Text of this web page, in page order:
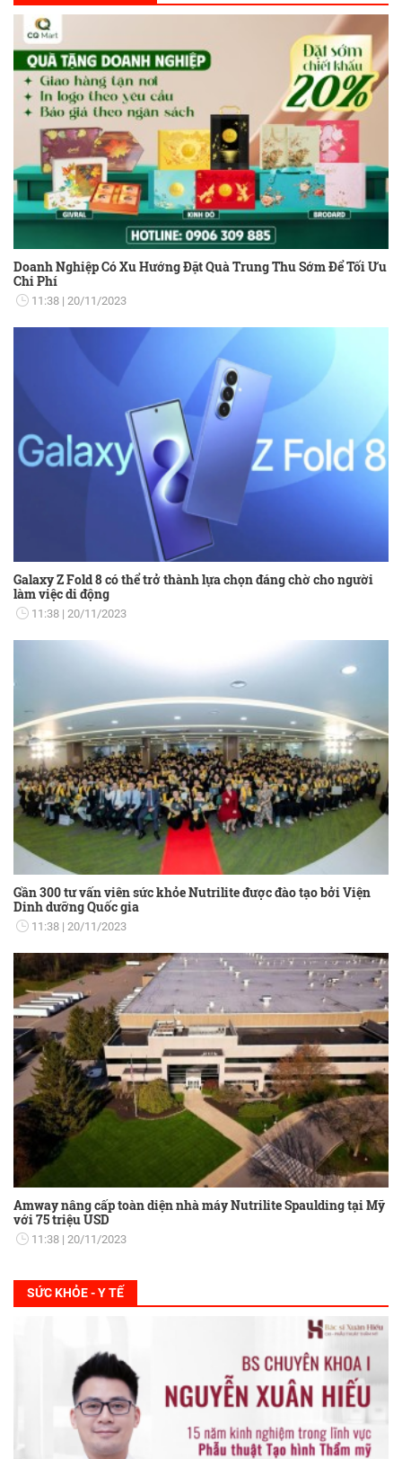
Doanh Nghiệp Có Xu Hướng Đặt Quà Trung Thu Sớm Để Tối Ưu
Chi Phí
11:38 20/11/2023
Galaxy Z Fold 8 có thể trở thành lựa chọn đáng chờ cho người
làm việc di động
11:38 20/11/2023
Gần 300 tư vấn viên sức khỏe Nutrilite được đào tạo bởi Viện
Dinh dưỡng Quốc gia
11:38 20/11/2023
Amway nâng cấp toàn diện nhà máy Nutrilite Spaulding tại Mỹ
với 75 triệu USD
11:38 20/11/2023
SỨC KHỎE - Y TẾ